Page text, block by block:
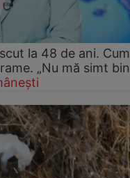
la 48 de ani. Cum
„Nu mă simt